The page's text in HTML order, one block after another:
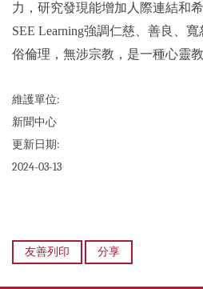
力，研究發現能增加人際連結和
SEE Learning強調仁慈、善良、
俗倫理，無涉宗教，是一種心靈教
維護單位:
新聞中心
更新日期:
2024-03-13
友善列印 分享